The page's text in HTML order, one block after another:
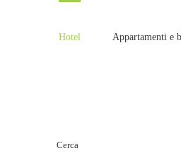
Hotel Appartamenti e
Cerca